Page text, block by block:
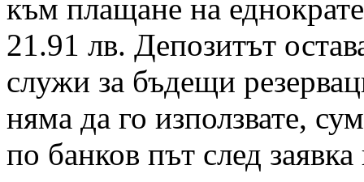
към плащане на
21.91 лв. Депозитът
служи за бъдещи
няма да го използвате,
по банков път след